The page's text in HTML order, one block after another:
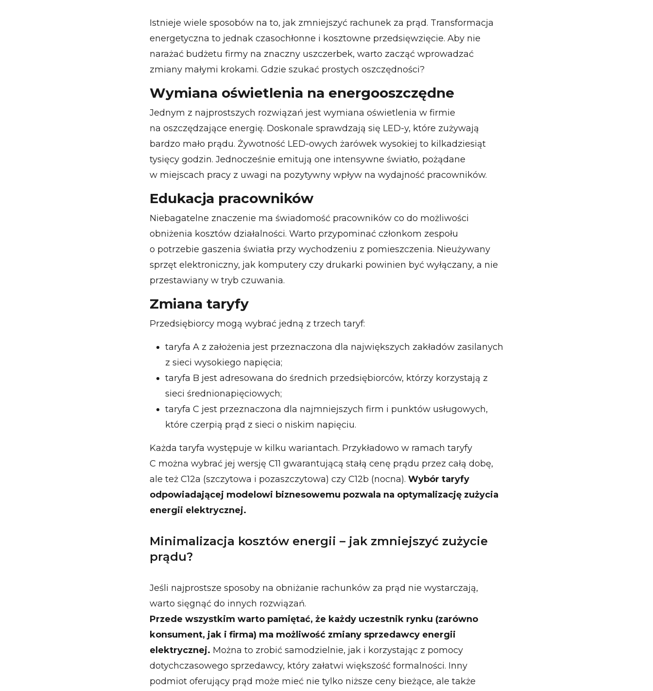
Istnieje wiele sposobów na to, jak zmniejszyć rachunek za prąd. Transformacja
energetyczna to jednak czasochłonne i kosztowne przedsięwzięcie. Aby nie
narażać budżetu firmy na znaczny uszczerbek, warto zacząć wprowadzać
zmiany małymi krokami. Gdzie szukać prostych oszczędności?
Wymiana oświetlenia na energooszczędne
Jednym z najprostszych rozwiązań jest wymiana oświetlenia w firmie
na oszczędzające energię. Doskonale sprawdzają się LED-y, które zużywają
bardzo mało prądu. Żywotność LED-owych żarówek wysokiej to kilkadziesiąt
tysięcy godzin. Jednocześnie emitują one intensywne światło, pożądane
w miejscach pracy z uwagi na pozytywny wpływ na wydajność pracowników.
Edukacja pracowników
Niebagatelne znaczenie ma świadomość pracowników co do możliwości
obniżenia kosztów działalności. Warto przypominać członkom zespołu
o potrzebie gaszenia światła przy wychodzeniu z pomieszczenia. Nieużywany
sprzęt elektroniczny, jak komputery czy drukarki powinien być wyłączany, a nie
przestawiany w tryb czuwania.
Zmiana taryfy
Przedsiębiorcy mogą wybrać jedną z trzech taryf:
taryfa A z założenia jest przeznaczona dla największych zakładów zasilanych
z sieci wysokiego napięcia;
taryfa B jest adresowana do średnich przedsiębiorców, którzy korzystają z
sieci średnionapięciowych;
taryfa C jest przeznaczona dla najmniejszych firm i punktów usługowych,
które czerpią prąd z sieci o niskim napięciu.
Każda taryfa występuje w kilku wariantach. Przykładowo w ramach taryfy
C można wybrać jej wersję C11 gwarantującą stałą cenę prądu przez całą dobę,
ale też C12a (szczytowa i pozaszczytowa) czy C12b (nocna). Wybór taryfy
odpowiadającej modelowi biznesowemu pozwala na optymalizację zużycia
energii elektrycznej.
Minimalizacja kosztów energii – jak zmniejszyć zużycie
prądu?
Jeśli najprostsze sposoby na obniżanie rachunków za prąd nie wystarczają,
warto sięgnąć do innych rozwiązań.
Przede wszystkim warto pamiętać, że każdy uczestnik rynku (zarówno
konsument, jak i firma) ma możliwość zmiany sprzedawcy energii
elektrycznej. Można to zrobić samodzielnie, jak i korzystając z pomocy
dotychczasowego sprzedawcy, który załatwi większość formalności. Inny
podmiot oferujący prąd może mieć nie tylko niższe ceny bieżące, ale także